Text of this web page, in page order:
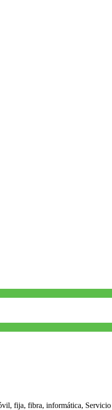
fija, fibra, informática, Servicio